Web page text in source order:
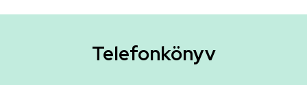
ÁltalánosTelefonkönyv